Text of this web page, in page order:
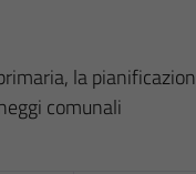
la
comunali